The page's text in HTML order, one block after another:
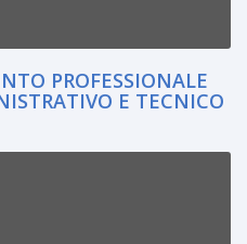
PROFESSIONALE
E TECNICO